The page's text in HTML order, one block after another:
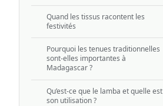
Quand les tissus racontent les
festivités
Pourquoi les tenues traditionnelles
sont-elles importantes à
Madagascar ?
Qu’est-ce que le lamba et quelle est
son utilisation ?